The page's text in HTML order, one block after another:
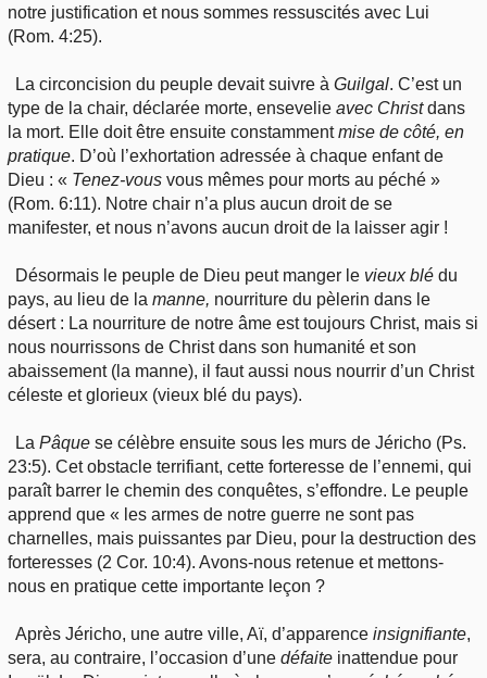
notre justification et nous sommes ressuscités avec Lui
(Rom. 4:25).
La circoncision du peuple devait suivre àGuilgal. C’est un
type de la chair, déclarée morte, ensevelie avec Christdans
la mort. Elle doit être ensuite constammentmise de côté, en
pratique. D’où l’exhortation adressée à chaque enfant de
Dieu : « Tenez-vous vous mêmes pour morts au péché »
(Rom. 6:11). Notre chair n’a plus aucun droit de se
manifester, et nous n’avons aucun droit de la laisser agir !
Désormais le peuple de Dieu peut manger le vieux blé du
pays, au lieu de la manne, nourriture du pèlerin dans le
désert : La nourriture de notre âme est toujours Christ, mais si
nous nourrissons de Christ dans son humanité et son
abaissement (la manne), il faut aussi nous nourrir d’un Christ
céleste et glorieux (vieux blé du pays).
LaPâque se célèbre ensuite sous les murs de Jéricho (Ps.
23:5). Cet obstacle terrifiant, cette forteresse de l’ennemi, qui
paraît barrer le chemin des conquêtes, s’effondre. Le peuple
apprend que « les armes de notre guerre ne sont pas
charnelles, mais puissantes par Dieu, pour la destruction des
forteresses (2 Cor. 10:4). Avons-nous retenue et mettons-
nous en pratique cette importante leçon ?
Après Jéricho, une autre ville, Aï, d’apparenceinsignifiante,
sera, au contraire, l’occasion d’une défaite inattendue pour